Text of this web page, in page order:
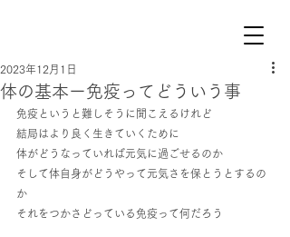
体の基本ー免疫ってどういう事
2023年12月1日
免疫というと難しそうに聞こえるけれど
結局はより良く生きていくために
体がどうなっていれば元気に過ごせるのか
そして体自身がどうやって元気さを保とうとするの
か
それをつかさどっている免疫って何だろう